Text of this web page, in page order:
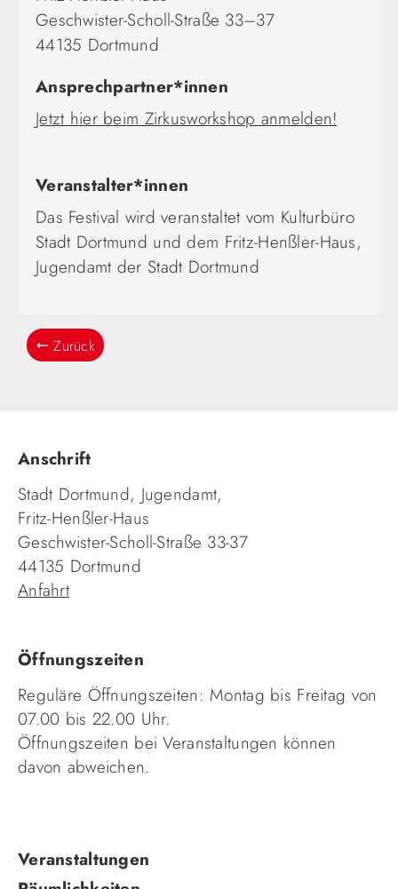
Geschwister-Scholl-Straße 33–37
44135 Dortmund
Ansprechpartner*innen
Jetzt hier beim Zirkusworkshop anmelden!
Veranstalter*innen
Das Festival wird veranstaltet vom Kulturbüro
Stadt Dortmund und dem Fritz-Henßler-Haus,
Jugendamt der Stadt Dortmund
Zurück
Anschrift
Stadt Dortmund, Jugendamt,
Fritz-Henßler-Haus
Geschwister-Scholl-Straße 33-37
44135 Dortmund
Anfahrt
Öffnungszeiten
Reguläre Öffnungszeiten: Montag bis Freitag von
07.00 bis 22.00 Uhr.
Öffnungszeiten bei Veranstaltungen können
davon abweichen.
Navigation
überspringen
Veranstaltungen